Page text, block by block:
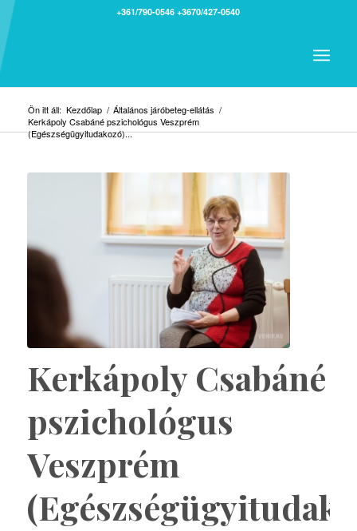
+361/790-0546 +3670/427-0540
Ön itt áll: Kezdőlap / Általános járóbeteg-ellátás /
Kerkápoly Csabáné pszichológus Veszprém
(Egészségügyitudakozó)...
Kerkápoly Csabáné
pszichológus
Veszprém